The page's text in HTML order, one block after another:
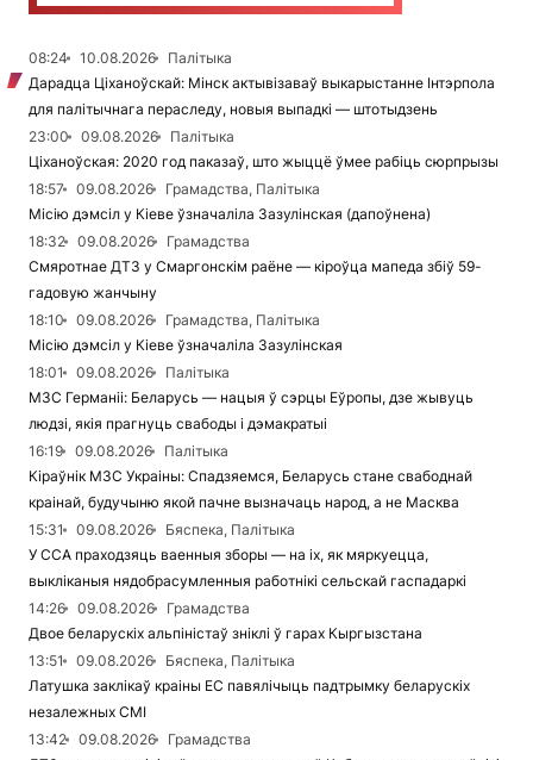
08:24 10.08.2026
Палітыка
Дарадца Ціханоўскай: Мінск актывізаваў выкарыстанне Інтэрпола
для палітычнага пераследу, новыя выпадкі — штотыдзень
23:00
09.08.2026
Палітыка
Ціханоўская: 2020 год паказаў, што жыццё ўмее рабіць сюрпрызы
18:57
09.08.2026
Грамадства, Палітыка
Місію дэмсіл у Кіеве ўзначаліла Зазулінская (дапоўнена)
18:32
09.08.2026
Грамадства
Смяротнае ДТЗ у Смаргонскім раёне — кіроўца мапеда збіў 59-
гадовую жанчыну
18:10
09.08.2026
Грамадства, Палітыка
Місію дэмсіл у Кіеве ўзначаліла Зазулінская
18:01
09.08.2026
Палітыка
МЗС Германіі: Беларусь — нацыя ў сэрцы Еўропы, дзе жывуць
людзі, якія прагнуць свабоды і дэмакратыі
16:19
09.08.2026
Палітыка
Кіраўнік МЗС Украіны: Спадзяемся, Беларусь стане свабоднай
краінай, будучыню якой пачне вызначаць народ, а не Масква
15:31
09.08.2026
Бяспека, Палітыка
У ССА праходзяць ваенныя зборы — на іх, як мяркуецца,
выкліканыя нядобрасумленныя работнікі сельскай гаспадаркі
14:26
09.08.2026
Грамадства
Двое беларускіх альпіністаў зніклі ў гарах Кыргызстана
13:51
09.08.2026
Бяспека, Палітыка
Латушка заклікаў краіны ЕС павялічыць падтрымку беларускіх
незалежных СМІ
13:42
09.08.2026
Грамадства